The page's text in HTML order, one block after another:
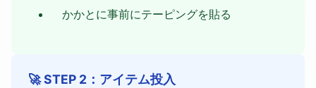
かかとに事前にテーピングを貼る
🚀 STEP 2：アイテム投入